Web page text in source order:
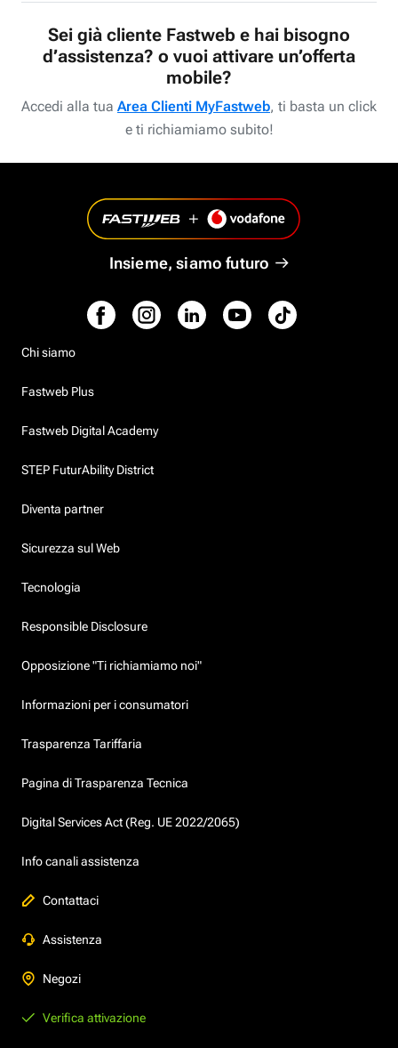
Sei già cliente Fastweb e hai bisogno
d’assistenza? o vuoi attivare un’offerta
mobile?
Accedi alla tua Area Clienti MyFastweb, ti basta un click
e ti richiamiamo subito!
Insieme, siamo futuro
Chi siamo
Fastweb Plus
Fastweb Digital Academy
STEP FuturAbility District
Diventa partner
Sicurezza sul Web
Tecnologia
Responsible Disclosure
Opposizione "Ti richiamiamo noi"
Informazioni per i consumatori
Trasparenza Tariffaria
Pagina di Trasparenza Tecnica
Digital Services Act (Reg. UE 2022/2065)
Info canali assistenza
Contattaci
Assistenza
Negozi
Verifica attivazione